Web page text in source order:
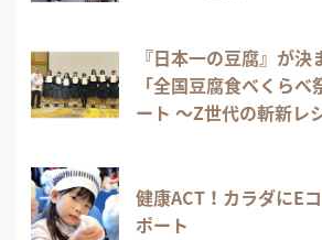
『日本一の豆腐』が決
「全国豆腐食べくら
ート 〜Z世代の斬新レ
健康ACT！カラダにE
ポート